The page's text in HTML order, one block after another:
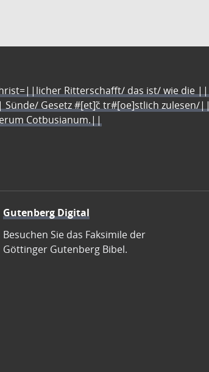
Ritterschafft/ das ist/ wie die
Gesetz #[et]c̃ tr#[oe]stlich zulesen/
Cotbusianum.||
Gutenberg Digital
Besuchen Sie das Faksimile der
Göttinger Gutenberg Bibel.